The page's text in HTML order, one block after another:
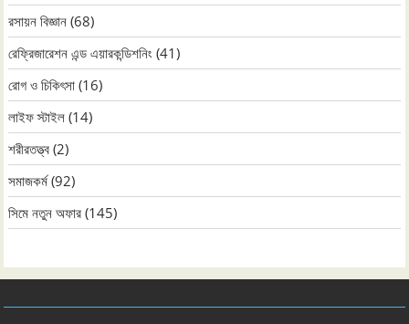
রসায়ন বিজ্ঞান (68)
রেফ্রিজারেশন এন্ড এয়ারকন্ডিশনিং (41)
রোগ ও চিকিৎসা (16)
লাইফ স্টাইল (14)
শরীরতত্ত্ব (2)
সমাজকর্ম(92)
সিমে নতুন ‍অফার (145)